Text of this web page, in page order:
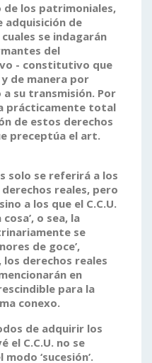
de los patrimoniales,
adquisición de
se indagarán
del
- constitutivo que
de manera por
su transmisión. Por
prácticamente total
de estos derechos
preceptúa el art.
solo se referirá a los
reales, pero
a los que el C.C.U.
o sea, la
se
de goce’,
derechos reales
en
para la
conexo.
de adquirir los
el C.C.U. no se
‘sucesión’.